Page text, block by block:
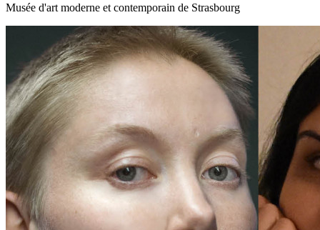
Musée d'art moderne et contemporain de Strasbourg